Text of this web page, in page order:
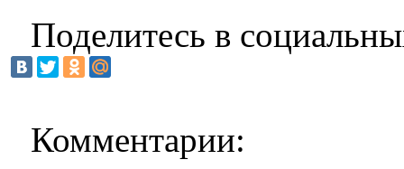
Поделитесь в
Комментарии: